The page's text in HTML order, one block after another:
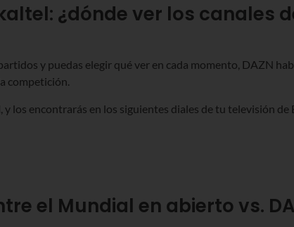
¿dónde ver los canales
y puedas elegir qué ver en cada momento, DAZN
competición.
, y los encontrarás en los siguientes diales de tu televisión de
el Mundial en abierto vs.